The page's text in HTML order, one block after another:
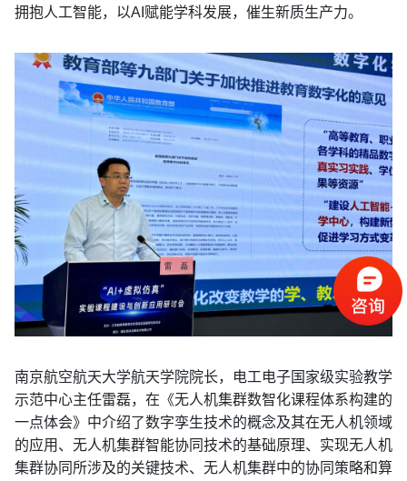
拥抱人工智能，以AI赋能学科发展，催生新质生产力。
南京航空航天大学航天学院院长，电工电子国家级实验教学
示范中心主任雷磊，在《无人机集群数智化课程体系构建的
一点体会》中介绍了数字孪生技术的概念及其在无人机领域
的应用、无人机集群智能协同技术的基础原理、实现无人机
集群协同所涉及的关键技术、无人机集群中的协同策略和算